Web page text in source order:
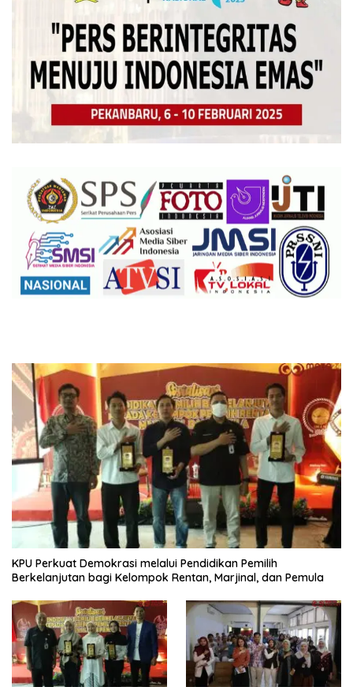
KPU Perkuat Demokrasi melalui Pendidikan Pemilih
Berkelanjutan bagi Kelompok Rentan, Marjinal, dan Pemula